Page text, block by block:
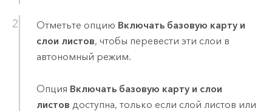
Отметьте опцию Включать базовую карту и
слои листов, чтобы перевести эти слои в
автономный режим.
Опция Включать базовую карту и слои
листов доступна, только если слой листов или